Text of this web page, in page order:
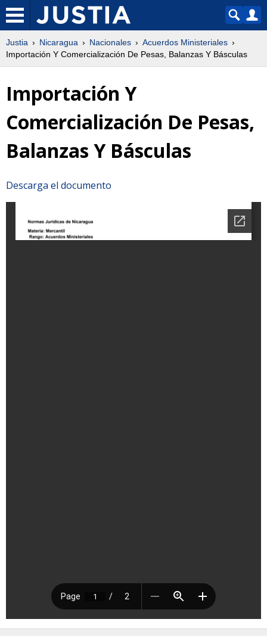
Justia Nicaragua Nacionales
Acuerdos Ministeriales
Importación Y Comercialización De Pesas, Balanzas Y Básculas
Importación Y
Comercialización De Pesas,
Balanzas Y Básculas
Descarga el documento